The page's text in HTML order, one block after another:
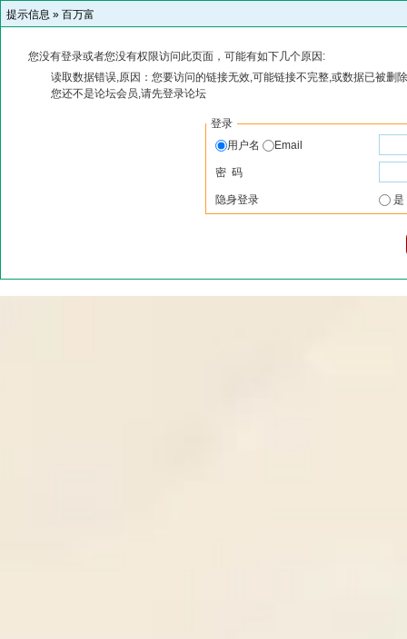
提示信息 » 百万富
您没有登录或者您没有权限访问此页面，可能有如下几个原因:
读取数据错误,原因：您要访问的链接无效,可能链接不完整,或数据已被删
您还不是论坛会员,请先登录论坛
登录
用户名
Email
密 码
隐身登录